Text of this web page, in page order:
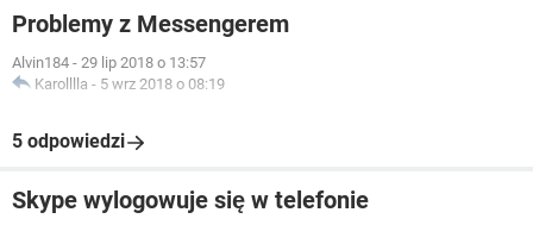
Problemy z Messengerem
Alvin184 - 29 lip 2018 o 13:57
Karolllla - 5 wrz 2018 o 08:19
5 odpowiedzi
Skype wylogowuje się w telefonie